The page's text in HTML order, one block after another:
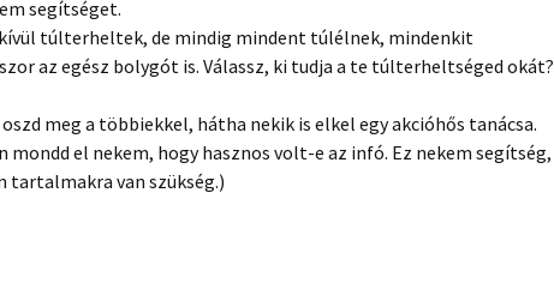
segítséget.
túlterheltek, de mindig mindent túlélnek, mindenkit
az egész bolygót is. Válassz, ki tudja a te túlterheltséged okát?
meg a többiekkel, hátha nekik is elkel egy akcióhős tanácsa.
mondd el nekem, hogy hasznos volt-e az infó. Ez nekem segítség,
tartalmakra van szükség.)